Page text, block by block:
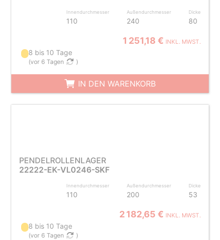
Innendurchmesser
110
Außendurchmesser
240
Dicke
80
1 251,18 € INKL. MWST.
8 bis 10 Tage
(vor 6 Tagen )
IN DEN WARENKORB
PENDELROLLENLAGER
22222-EK-VL0246-SKF
Innendurchmesser
110
Außendurchmesser
200
Dicke
53
2 182,65 € INKL. MWST.
8 bis 10 Tage
(vor 6 Tagen )